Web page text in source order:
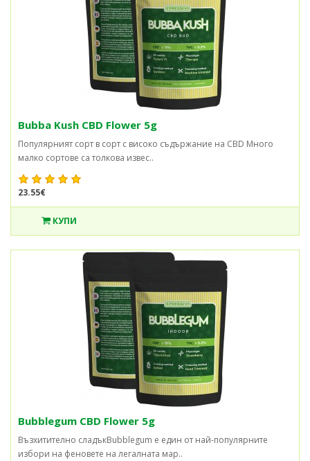
Bubba Kush CBD Flower 5g
Популярният сорт в сорт с високо съдържание на CBD Много
малко сортове са толкова извес..
23.55€
КУПИ
Bubblegum CBD Flower 5g
Възхитително сладъкBubblegum е един от най-популярните
избори на феновете на легалната мар..